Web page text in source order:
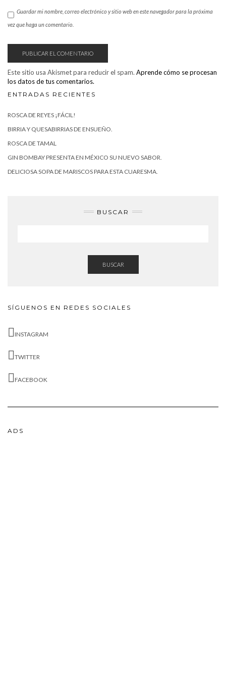
Guardar mi nombre, correo electrónico y sitio web en este navegador para la próxima
vez que haga un comentario.
Este sitio usa Akismet para reducir el spam. Aprende cómo se procesan
los datos de tus comentarios.
ENTRADAS RECIENTES
ROSCA DE REYES ¡FÁCIL!
BIRRIA Y QUESABIRRIAS DE ENSUEÑO.
ROSCA DE TAMAL
GIN BOMBAY PRESENTA EN MÉXICO SU NUEVO SABOR.
DELICIOSA SOPA DE MARISCOS PARA ESTA CUARESMA.
BUSCAR
BUSCAR
SÍGUENOS EN REDES SOCIALES
INSTAGRAM
TWITTER
FACEBOOK
ADS